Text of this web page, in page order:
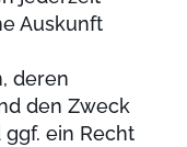
Auskunft
deren
den Zweck
ein Recht